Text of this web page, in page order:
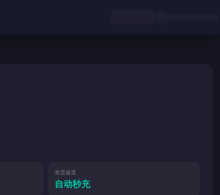
发货速度
自动秒充